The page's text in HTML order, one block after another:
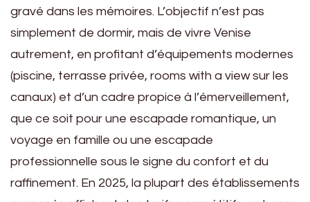
gravé dans les mémoires. L’objectif n’est pas
simplement de dormir, mais de vivre Venise
autrement, en profitant d’équipements modernes
(piscine, terrasse privée, rooms with a view sur les
canaux) et d’un cadre propice à l’émerveillement,
que ce soit pour une escapade romantique, un
voyage en famille ou une escapade
professionnelle sous le signe du confort et du
raffinement. En 2025, la plupart des établissements